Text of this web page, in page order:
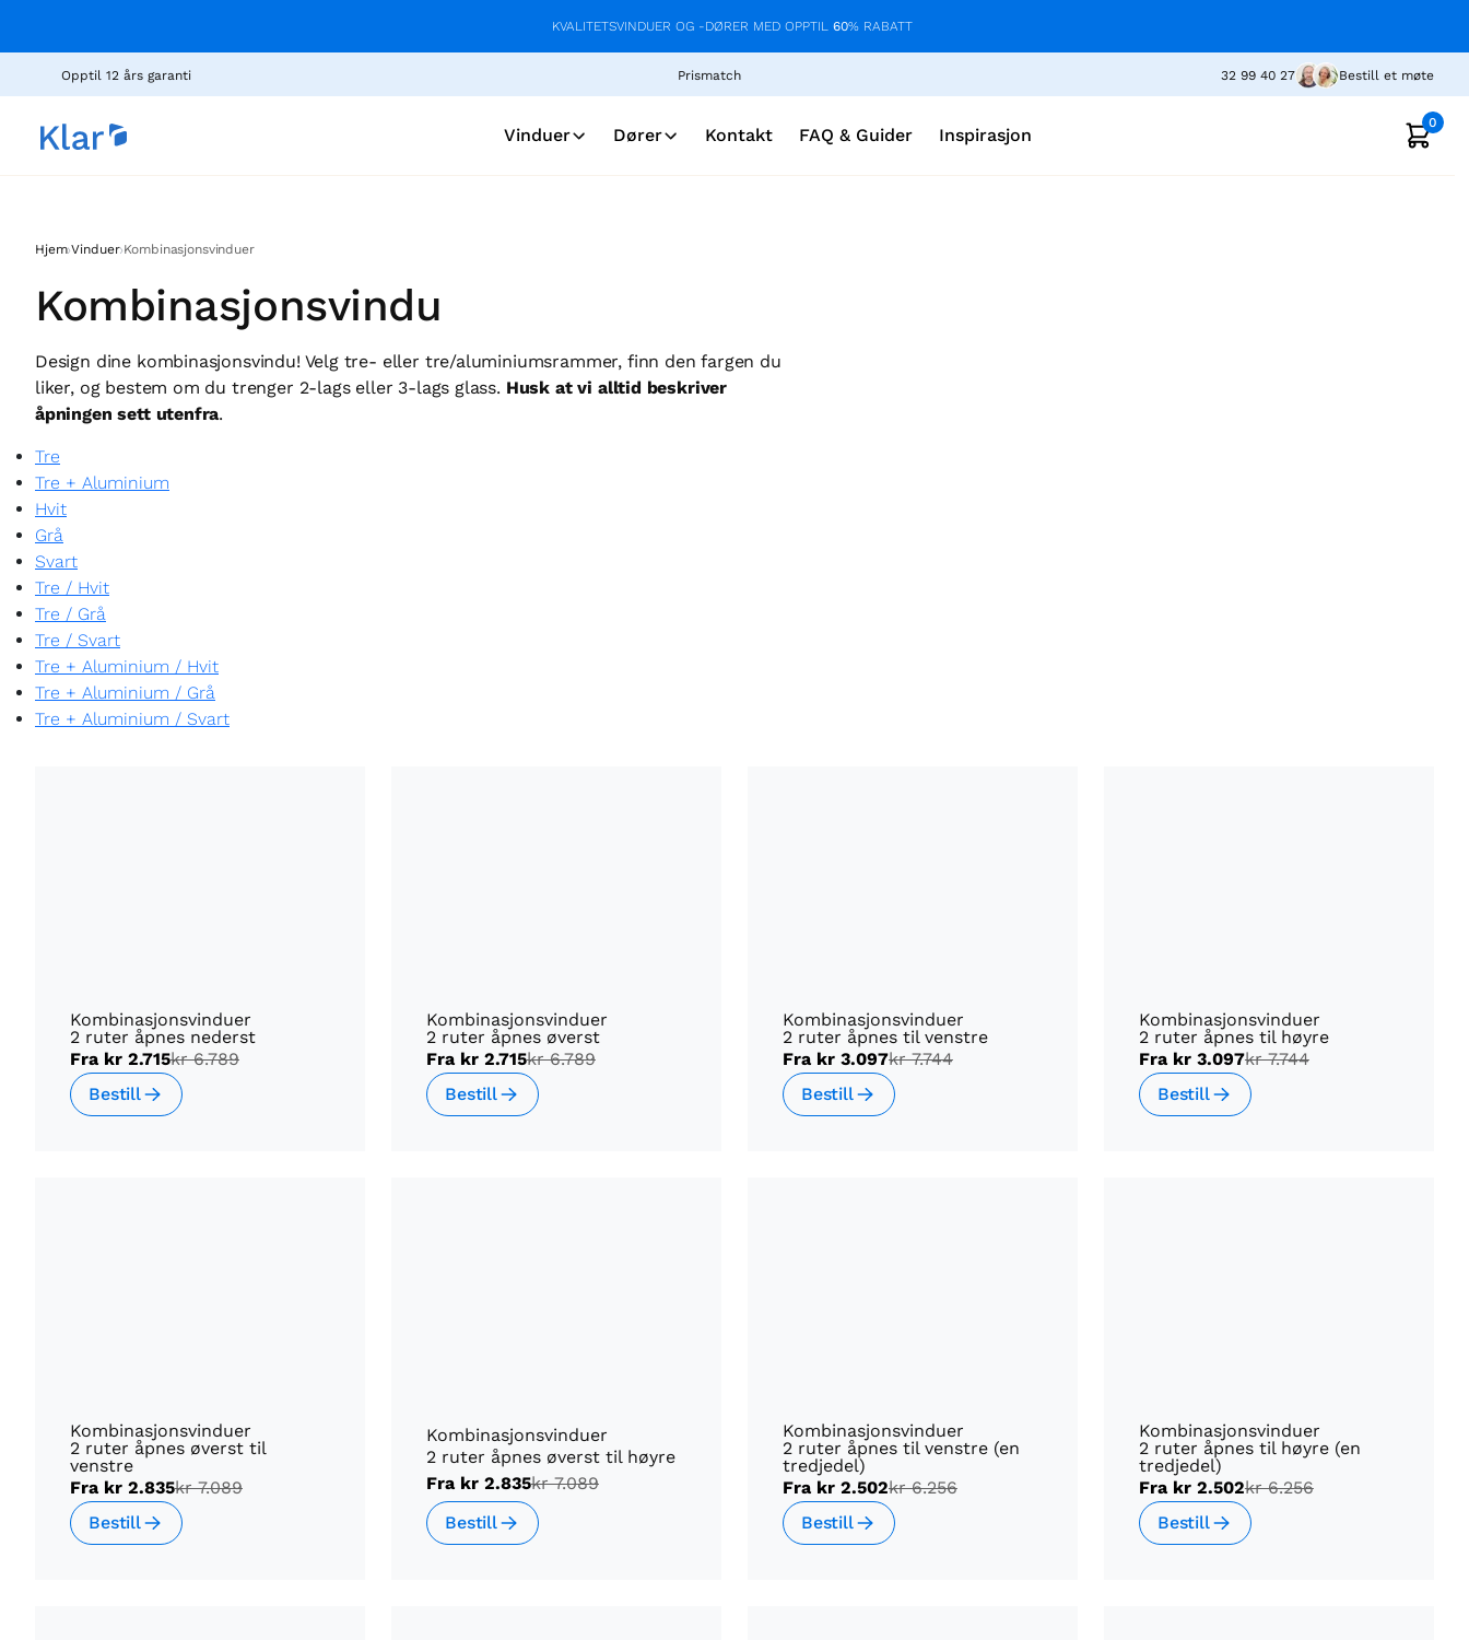
KVALITETSVINDUER OG -DØRER MED OPPTIL 60% RABATT
Opptil 12 års garanti Prismatch 32 99 40 27 Bestill et møte
Vinduer Dører Kontakt FAQ & Guider Inspirasjon
0
Hjem›Vinduer›Kombinasjonsvinduer
Kombinasjonsvindu
Design dine kombinasjonsvindu! Velg tre- eller tre/aluminiumsrammer, finn den fargen du
liker, og bestem om du trenger 2-lags eller 3-lags glass. Husk at vi alltid beskriver
åpningen sett utenfra.
Tre
Tre + Aluminium
Hvit
Grå
Svart
Tre / Hvit
Tre / Grå
Tre / Svart
Tre + Aluminium / Hvit
Tre + Aluminium / Grå
Tre + Aluminium / Svart
Kombinasjonsvinduer
2 ruter åpnes nederst
Fra kr 2.715kr 6.789
Bestill
Kombinasjonsvinduer
2 ruter åpnes øverst
Fra kr 2.715kr 6.789
Bestill
Kombinasjonsvinduer
2 ruter åpnes til venstre
Fra kr 3.097kr 7.744
Bestill
Kombinasjonsvinduer
2 ruter åpnes til høyre
Fra kr 3.097kr 7.744
Bestill
Kombinasjonsvinduer
2 ruter åpnes øverst til
venstre
Fra kr 2.835kr 7.089
Bestill
Kombinasjonsvinduer
2 ruter åpnes øverst til høyre
Fra kr 2.835kr 7.089
Bestill
Kombinasjonsvinduer
2 ruter åpnes til venstre (en
tredjedel)
Fra kr 2.502kr 6.256
Bestill
Kombinasjonsvinduer
2 ruter åpnes til høyre (en
tredjedel)
Fra kr 2.502kr 6.256
Bestill